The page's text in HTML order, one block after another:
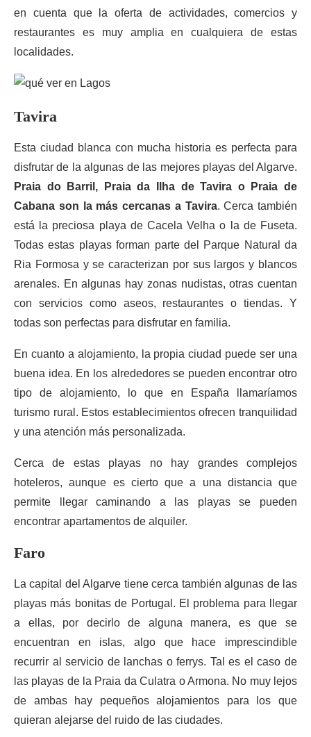
en cuenta que la oferta de actividades, comercios y
restaurantes es muy amplia en cualquiera de estas
localidades.
Tavira
Esta ciudad blanca con mucha historia es perfecta para
disfrutar de la algunas de las mejores playas del Algarve.
Praia do Barril, Praia da Ilha de Tavira o Praia de
Cabana son la más cercanas a Tavira. Cerca también
está la preciosa playa de Cacela Velha o la de Fuseta.
Todas estas playas forman parte del Parque Natural da
Ria Formosa y se caracterizan por sus largos y blancos
arenales. En algunas hay zonas nudistas, otras cuentan
con servicios como aseos, restaurantes o tiendas. Y
todas son perfectas para disfrutar en familia.
En cuanto a alojamiento, la propia ciudad puede ser una
buena idea. En los alrededores se pueden encontrar otro
tipo de alojamiento, lo que en España llamaríamos
turismo rural. Estos establecimientos ofrecen tranquilidad
y una atención más personalizada.
Cerca de estas playas no hay grandes complejos
hoteleros, aunque es cierto que a una distancia que
permite llegar caminando a las playas se pueden
encontrar apartamentos de alquiler.
Faro
La capital del Algarve tiene cerca también algunas de las
playas más bonitas de Portugal. El problema para llegar
a ellas, por decirlo de alguna manera, es que se
encuentran en islas, algo que hace imprescindible
recurrir al servicio de lanchas o ferrys. Tal es el caso de
las playas de la Praia da Culatra o Armona. No muy lejos
de ambas hay pequeños alojamientos para los que
quieran alejarse del ruido de las ciudades.